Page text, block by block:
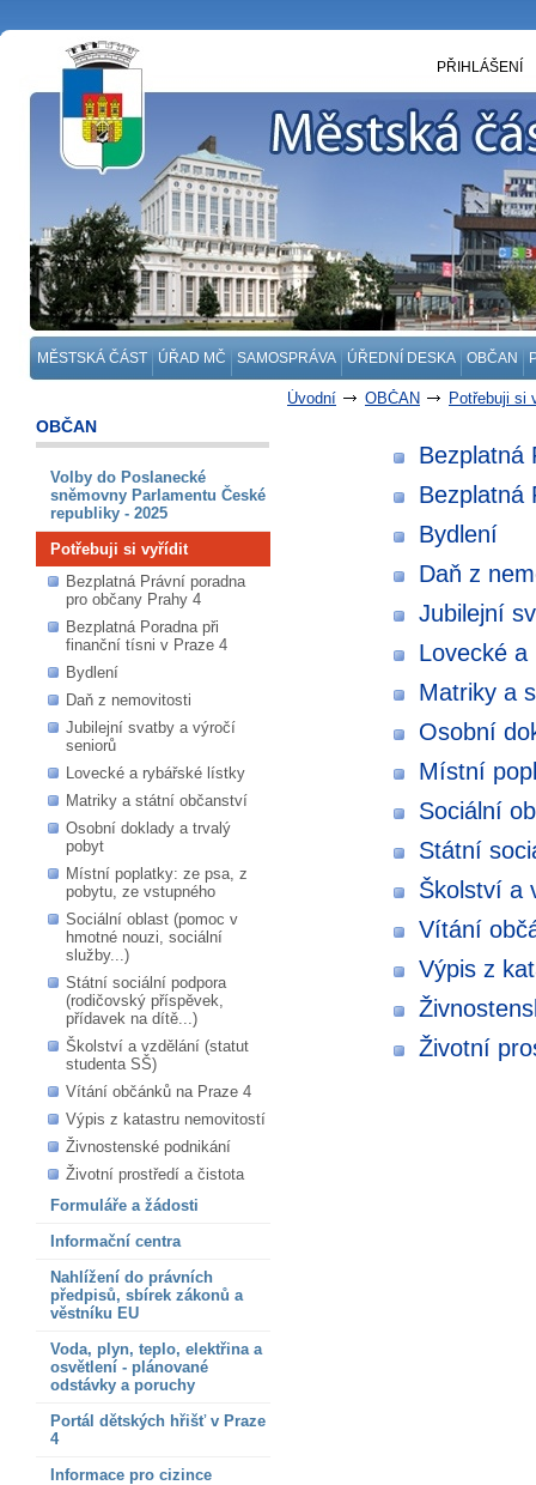
MĚSTSKÁ ČÁST ÚŘAD MČ SAMOSPRÁVA ÚŘEDNÍ DESKA OBČAN
PŘIHLÁŠENÍ
Úvodní OBČAN Potřebuji si
OBČAN
Volby do Poslanecké
sněmovny Parlamentu České
republiky - 2025
Potřebuji si vyřídit
Bezplatná Právní poradna
pro občany Prahy 4
Bezplatná Poradna při
finanční tísni v Praze 4
Bydlení
Daň z nemovitosti
Jubilejní svatby a výročí
seniorů
Lovecké a rybářské lístky
Matriky a státní občanství
Osobní doklady a trvalý
pobyt
Místní poplatky: ze psa, z
pobytu, ze vstupného
Sociální oblast (pomoc v
hmotné nouzi, sociální
služby...)
Státní sociální podpora
(rodičovský příspěvek,
přídavek na dítě...)
Školství a vzdělání (statut
studenta SŠ)
Vítání občánků na Praze 4
Výpis z katastru nemovitostí
Živnostenské podnikání
Životní prostředí a čistota
Formuláře a žádosti
Informační centra
Nahlížení do právních
předpisů, sbírek zákonů a
věstníku EU
Voda, plyn, teplo, elektřina a
osvětlení - plánované
odstávky a poruchy
Portál dětských hřišť v Praze
4
Informace pro cizince
Bezplatná
Bezplatná
Bydlení
Daň z
Jubilejní
Lovecké
Matriky a
Osobní
Místní
Sociální
Státní
Školství a
Vítání
Výpis z
Životní